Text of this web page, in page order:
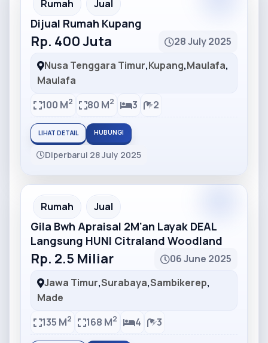
Rumah Jual
Dijual Rumah Kupang
Rp. 400 Juta
28 July 2025
Nusa Tenggara Timur,Kupang,Maulafa,
Maulafa
100 M2 80 M2 3 2
LIHAT DETAIL HUBUNGI
Diperbarui 28 July 2025
Partner Ad
Rumah Jual
Gila Bwh Apraisal 2M'an Layak DEAL
Langsung HUNI Citraland Woodland
Rp. 2.5 Miliar
06 June 2025
Jawa Timur,Surabaya,Sambikerep,
Made
135 M2 168 M2 4 3